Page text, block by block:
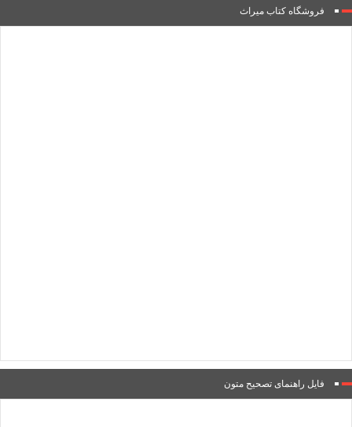
فروشگاه کتاب میراث
فایل راهنمای تصحیح متون